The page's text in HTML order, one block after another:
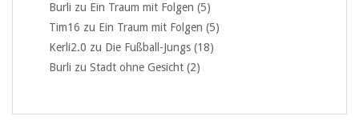
Burli zu Ein Traum mit Folgen (5)
Tim16 zu Ein Traum mit Folgen (5)
Kerli2.0 zu Die Fußball-Jungs (18)
Burli zu Stadt ohne Gesicht (2)